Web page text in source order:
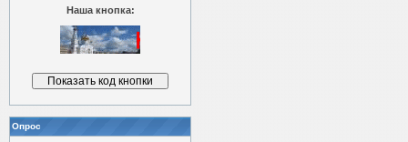
Наша кнопка:
Опрос